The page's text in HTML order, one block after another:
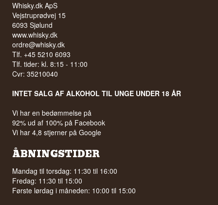
Whisky.dk ApS
Vejstruprødvej 15
6093 Sjølund
www.whisky.dk
ordre@whisky.dk
Tlf. +45 5210 6093
Tlf. tider: kl. 8:15 - 11:00
Cvr: 35210040
INTET SALG AF ALKOHOL TIL UNGE UNDER 18 ÅR
Vi har en bedømmelse på
92% ud af 100% på Facebook
Vi har 4,8 stjerner på Google
ÅBNINGSTIDER
Mandag til torsdag: 11:30 til 16:00
Fredag: 11:30 til 15:00
Første lørdag i måneden: 10:00 til 15:00